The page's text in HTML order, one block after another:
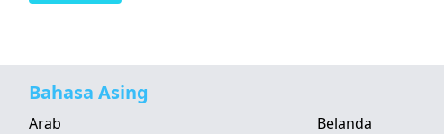
Bahasa Asing
Arab
Belanda